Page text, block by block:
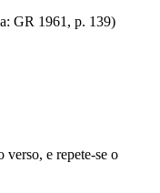
GR 1961, p. 139)
e repete-se o